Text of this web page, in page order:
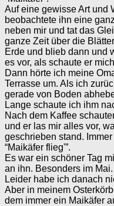
Auf eine gewisse Art und
beobachtete ihn eine
neben mir und tat das
ganze Zeit über die
Erde und blieb dann und
es vor, als schaute er
Dann hörte ich meine
Terrasse um. Als ich
gerade von Boden
Lange schaute ich ihm
Nach dem Kaffee
und er las mir alles vor,
geschrieben stand.
“Maikäfer flieg'”.
Es war ein schöner Tag
an ihn. Besonders im Mai.
Leider habe ich danach
Aber in meinem
dem immer ein Maikäfer